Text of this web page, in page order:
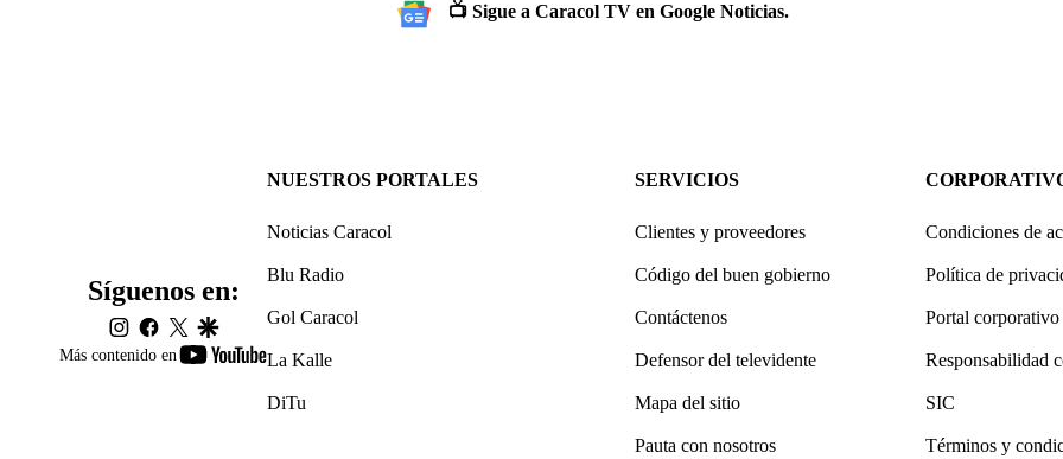
📺 Sigue a Caracol TV en Google Noticias.
Más contenido en
youtube-
Síguenos en:
instagram
facebook
twittergoogle
NUESTROS PORTALES
Noticias Caracol
Blu Radio
Gol Caracol
La Kalle
DiTu
SERVICIOS
Clientes y proveedores
Código del buen gobierno
Contáctenos
Defensor del televidente
Mapa del sitio
Pauta con nosotros
Condiciones de
Política de
Portal corporativo
Responsabilidad
SIC
Términos y